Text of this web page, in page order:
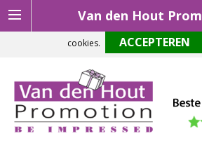
Van den Hout
Om onze website optimaal te laten
cookies.